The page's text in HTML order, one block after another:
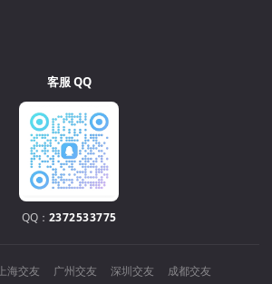
客服 QQ
QQ： 2372533775
上海交友 广州交友 深圳交友 成都交友